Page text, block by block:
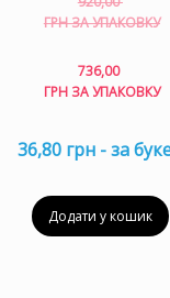
ГРН ЗА УПАКОВКУ
736,00
ГРН ЗА УПАКОВКУ
36,80 грн - за
Додати у кошик